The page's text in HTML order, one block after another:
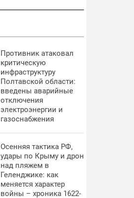
Противник атаковал
критическую
инфраструктуру
Полтавской области:
введены аварийные
отключения
электроэнергии и
газоснабжения
Осенняя тактика РФ,
удары по Крыму и дрон
над пляжем в
Геленджике: как
меняется характер
войны – хроника 1622-